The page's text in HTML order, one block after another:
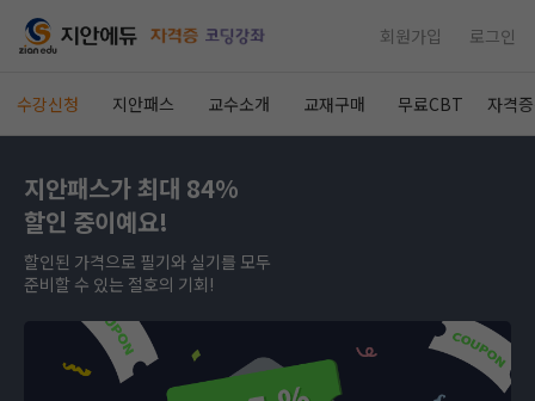
회원가입 로그인
수강신청 지안패스 교수소개 교재구매 무료CBT 자격
지안패스가 최대 84%
할인 중이예요!
할인된 가격으로 필기와 실기를 모두
준비할 수 있는 절호의 기회!